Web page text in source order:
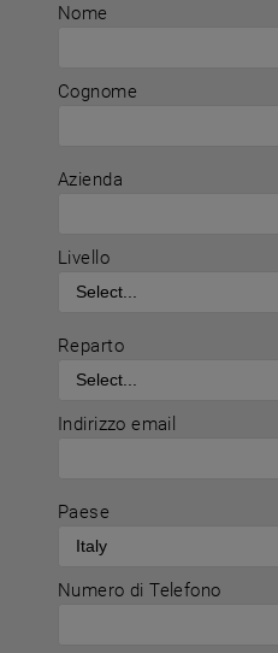
Nome
Cognome
Azienda
Livello
Reparto
Indirizzo email
Paese
Numero di Telefono